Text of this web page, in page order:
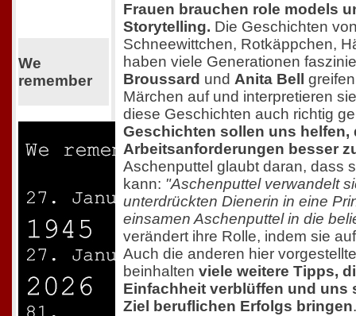
We
remember
Frauen brauchen role models
Storytelling. Die Geschichten
Schneewittchen, Rotkäppchen,
haben viele Generationen
Broussard und Anita Bell
Märchen auf und interpretieren
diese Geschichten auch richtig
Geschichten sollen uns helfen,
Arbeitsanforderungen besser
Aschenputtel glaubt daran, dass
kann: "Aschenputtel verwandelt
unterdrückten Dienerin in eine
einsamen Aschenputtel in die
verändert ihre Rolle, indem sie
Auch die anderen hier
beinhalten viele weitere Tipps,
Einfachheit verblüffen und uns
Ziel beruflichen Erfolgs bringen.